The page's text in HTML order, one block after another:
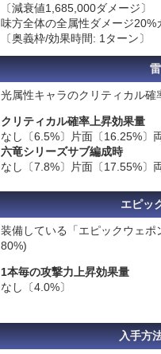
〔減衰値1,685,000ダメージ〕
味方全体の全属性ダメージ
〔奥義枠/効果時間: 1ターン〕
光属性キャラのクリティカル確
クリティカル確率上昇効果量
なし〔6.5%〕片面〔16.25%〕
六竜シリーズサブ編成時
なし〔7.8%〕片面〔17.55%〕
エピッ
装備している「エピックウェ
80%)
1本毎の攻撃力上昇効果量
なし〔4.0%〕
入手方